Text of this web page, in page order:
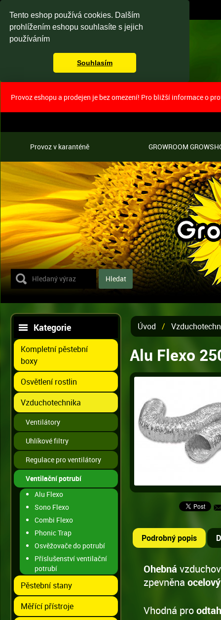
Tento eshop používá cookies. Dalším
prohlížením eshopu souhlasíte s jejich
používáním
Souhlasím
Provoz eshopu a prodejen je bez omezení! Pro bližší informace o
Provoz v karanténě GROWROOM
Kategorie
Kompletní pěstební
boxy
Osvětlení rostlin
Vzduchotechnika
Ventilátory
Uhlíkové filtry
Regulace pro ventilátory
Ventilační potrubí
Alu Flexo
Sono Flexo
Combi Flexo
Phonic Trap
Osvěžovače do potrubí
Příslušenství ventilační
potrubí
Pěstební stany
Měřící přístroje
Úvod /
Alu Flexo
Podrobný popis
Ohebná
zpevněna
Vhodná pro